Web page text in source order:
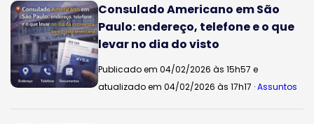
Consulado Americano em São
Paulo: endereço, telefone e o que
levar no dia do visto
Publicado em 04/02/2026 às 15h57 e
atualizado em 04/02/2026 às 17h17 ·Assuntos